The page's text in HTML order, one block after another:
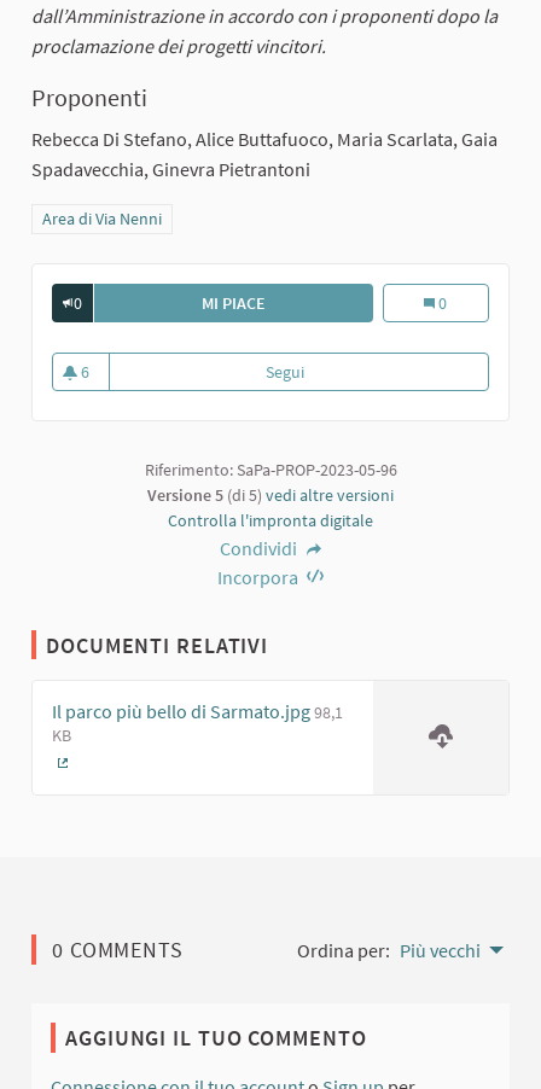
dall’Amministrazione in accordo con i proponenti dopo la
proclamazione dei progetti vincitori.
Proponenti
Rebecca Di Stefano, Alice Buttafuoco, Maria Scarlata, Gaia
Spadavecchia, Ginevra Pietrantoni
Filtra i risultati per categoria: Area di Via Nenni
Area di Via Nenni
0 MI PIACE 1. IL PARCO PIÙ BELLO DI SARMATO
1. Il parco più
0
6
6 sostenitori
Segui
Riferimento: SaPa-PROP-2023-05-96
Versione 5 (di 5) vedi altre versioni
Controlla l'impronta digitale
Condividi
Incorpora
DOCUMENTI RELATIVI
Il parco più bello di Sarmato.jpg98,1
KB
0 COMMENTS Ordina per: Più vecchi
AGGIUNGI IL TUO COMMENTO